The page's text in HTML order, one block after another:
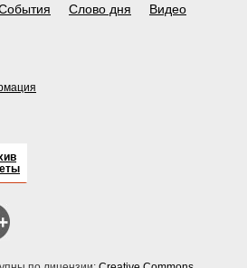
Слово дня Видео